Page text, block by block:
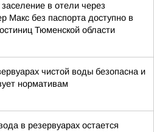
в отели через
Макс без паспорта доступно в
Тюменской области
чистой воды безопасна и
нормативам
в резервуарах остается